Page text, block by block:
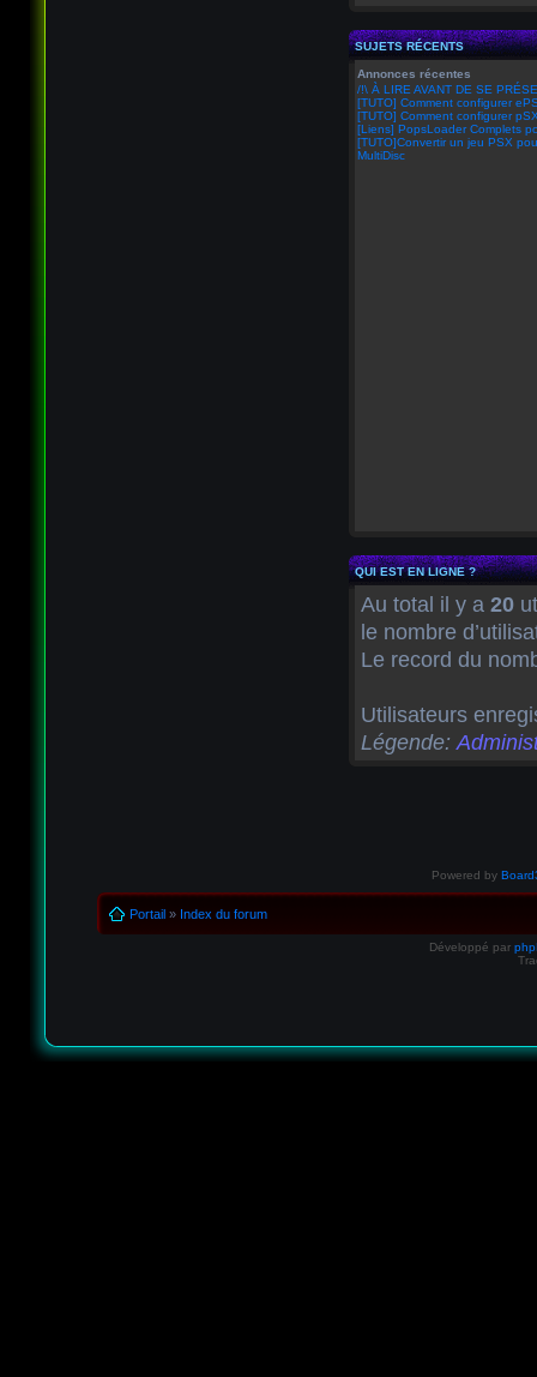
SUJETS RÉCENTS
Annonces récentes
/!\ À LIRE AVANT DE SE
[TUTO] Comment configurer
[TUTO] Comment configurer
[Liens] PopsLoader Complets
[TUTO]Convertir un jeu PSX
MultiDisc
QUI EST EN LIGNE ?
Au total il y a 20
le nombre
Le record du
Utilisateurs
Légende:
Powered by
Portail» Index du forum
Développé par